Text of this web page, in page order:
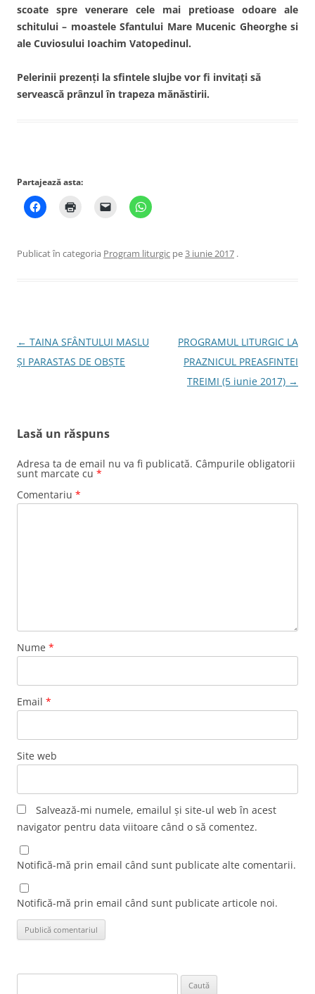
scoate spre venerare cele mai pretioase odoare ale
schitului – moastele Sfantului Mare Mucenic Gheorghe si
ale Cuviosului Ioachim Vatopedinul.
Pelerinii prezenţi la sfintele slujbe vor fi invitaţi să
servească prânzul în trapeza mănăstirii.
Partajează asta:
Publicat în categoria Program liturgic pe3 iunie 2017 .
Navigare
în
← TAINA SFÂNTULUI MASLU
ŞI PARASTAS DE OBŞTE
PROGRAMUL LITURGIC LA
PRAZNICUL PREASFINTEI
TREIMI (5 iunie 2017) →
Lasă un răspuns
Adresa ta de email nu va fi publicată. Câmpurile obligatorii
sunt marcate cu *
Comentariu *
Nume *
Email *
Site web
Salvează-mi numele, emailul și site-ul web în acest
navigator pentru data viitoare când o să comentez.
Notifică-mă prin email când sunt publicate alte comentarii.
Notifică-mă prin email când sunt publicate articole noi.